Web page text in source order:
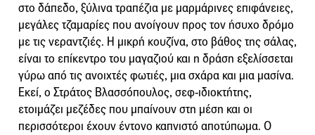
στο δάπεδο, ξύλινα τραπέζια με μαρμάρινες επιφάνειες,
μεγάλες τζαμαρίες που ανοίγουν προς τον ήσυχο δρόμο
με τις νεραντζιές. Η μικρή κουζίνα, στο βάθος της σάλας,
είναι το επίκεντρο του μαγαζιού και η δράση εξελίσσεται
γύρω από τις ανοιχτές φωτιές, μια σχάρα και μια μασίνα.
Εκεί, ο Στράτος Βλασσόπουλος, σεφ-ιδιοκτήτης,
ετοιμάζει μεζέδες που μπαίνουν στη μέση και οι
περισσότεροι έχουν έντονο καπνιστό αποτύπωμα. O